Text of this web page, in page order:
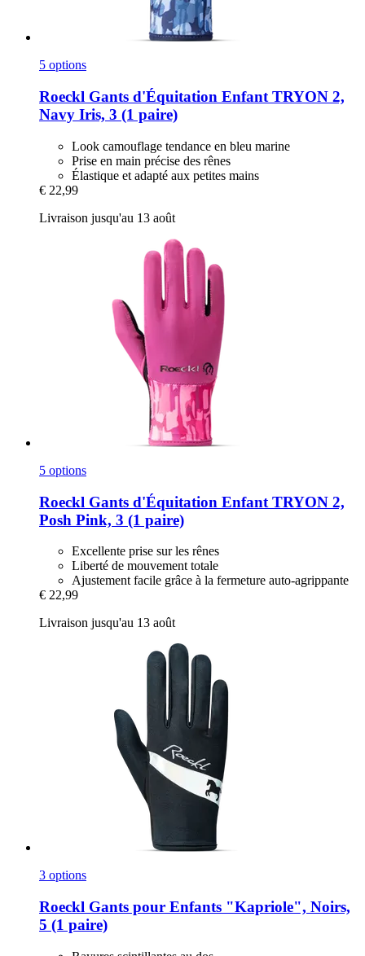
5 options
Roeckl Gants d'Équitation Enfant TRYON 2,
Navy Iris, 3 (1 paire)
Look camouflage tendance en bleu marine
Prise en main précise des rênes
Élastique et adapté aux petites mains
€ 22,99
Livraison jusqu'au 13 août
5 options
Roeckl Gants d'Équitation Enfant TRYON 2,
Posh Pink, 3 (1 paire)
Excellente prise sur les rênes
Liberté de mouvement totale
Ajustement facile grâce à la fermeture auto-agrippante
€ 22,99
Livraison jusqu'au 13 août
3 options
Roeckl Gants pour Enfants "Kapriole", Noirs,
5 (1 paire)